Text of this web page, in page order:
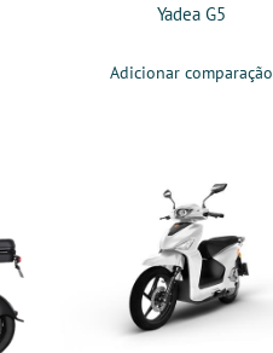
Yadea G5
Adicionar comparação